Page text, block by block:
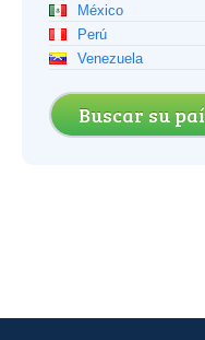
México
Perú
Venezuela
Buscar su